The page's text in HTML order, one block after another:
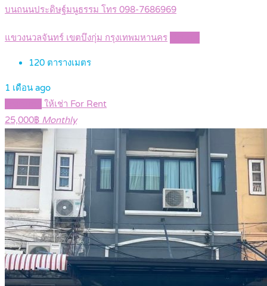
บนถนนประดิษฐ์มนูธรรม โทร 098-7686969
แขวงนวลจันทร์ เขตบึงกุ่ม กรุงเทพมหานคร
120 ตารางเมตร
1 เดือน ago
ให้เช่า For Rent
25,000฿ Monthly